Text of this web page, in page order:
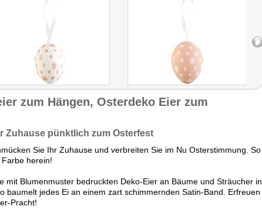
zum Hängen, Osterdeko Eier zum
Zuhause pünktlich zum Osterfest
Sie Ihr Zuhause und verbreiten Sie im Nu Osterstimmung. So
herein!
mit Blumenmuster bedruckten Deko-Eier an Bäume und Sträucher in
baumelt jedes Ei an einem zart schimmernden Satin-Band. Erfreuen
Pracht!